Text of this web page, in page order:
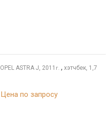
OPEL ASTRA J, 2011 г. , хэтчбек, 1,7
Цена по запросу